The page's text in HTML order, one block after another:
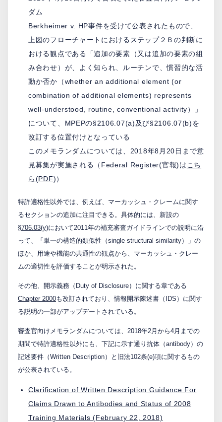
ダム
Berkheimer v. HP事件を受けて公表されたもので、
上図のフローチャートにおけるステップ２Ｂの判断に
おける観点である「追加の要素（又は追加の要素の組
み合わせ）が、よく知られ、ルーチンで、慣習的な活
動か否か（whether an additional element (or
combination of additional elements) represents
well-understood, routine, conventional activity）」
について、MPEPの§2106.07(a)及び§2106.07(b)を
改訂する位置付けとなっている
このメモランダムについては、2018年8月20日まで意
見募集が実施される（Federal Register(官報)は こち
ら(PDF)）
特許適格性以外では、例えば、マーカッシュ・クレームに関す
るセクションの追加に注目できる。具体的には、新設の
§706.03(y)において2011年の補充審査ガイドラインでの説明に沿
って、「単一の構造的類似性（single structural similarity）」の
ほか、用途や機能の共通性の観点から、マーカッシュ・クレー
ムの適切性を評価することが明示された。
その他、開示義務（Duty of Disclosure）に関する章である
Chapter 2000も改訂されており、情報開示陳述書（IDS）に関す
る説明の一部がアップデートされている。
審査官向けメモランダムについては、2018年2月から4月までの
期間で特許適格性以外にも、下記に示す通り抗体（antibody）の
記述要件（Written Description）と旧法102条(e)項に関するもの
が公表されている。
Clarification of Written Description Guidance For
Claims Drawn to Antibodies and Status of 2008
Training Materials (February 22, 2018)